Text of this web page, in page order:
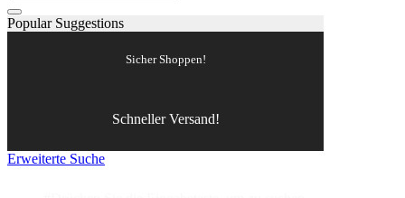
Popular Suggestions
Sicher Shoppen!
Schneller Versand!
Erweiterte Suche